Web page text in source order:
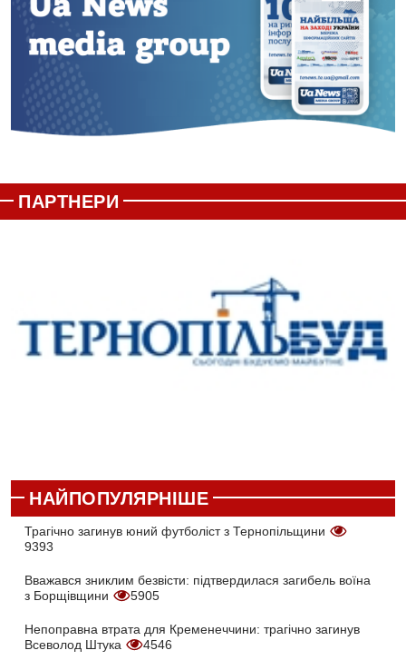
ПАРТНЕРИ
НАЙПОПУЛЯРНІШЕ
Трагічно загинув юний футболіст з Тернопільщини
9393
Вважався зниклим безвісти: підтвердилася загибель воїна
з Борщівщини
5905
Непоправна втрата для Кременеччини: трагічно загинув
Всеволод Штука
4546